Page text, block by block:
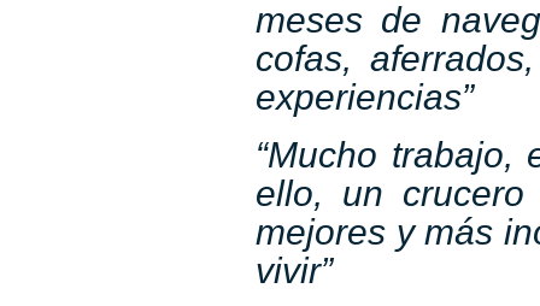
meses de
cofas,
experiencias”
“Mucho
ello, un
mejores y más
vivir”